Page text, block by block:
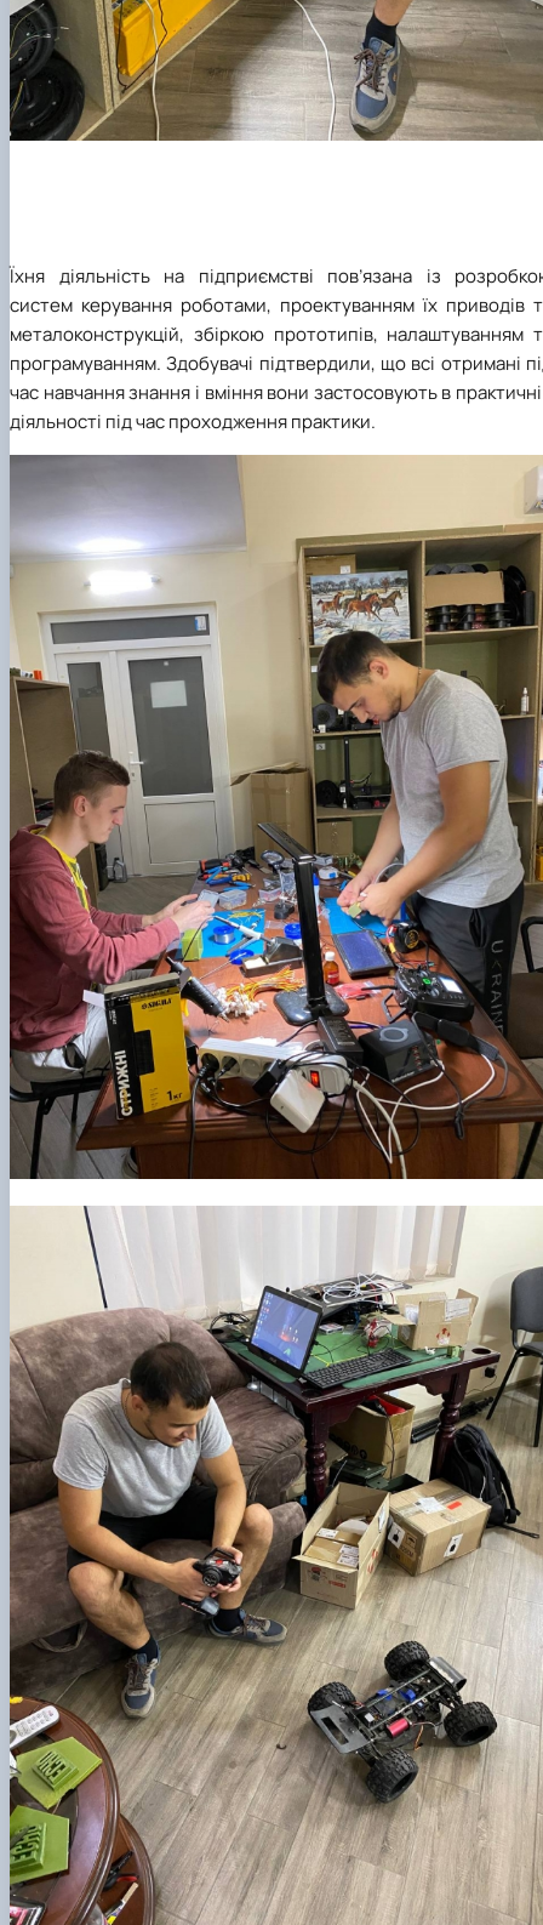
Їхня діяльність на підприємстві пов’язана із
систем керування роботами, проектуванням їх приводів
металоконструкцій, збіркою прототипів, налаштуванням
програмуванням. Здобувачі підтвердили, що всі отримані
час навчання знання і вміння вони застосовують в
діяльності під час проходження практики.